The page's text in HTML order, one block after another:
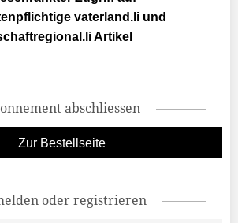
vaterland.li und
Artikel
abschliessen
Zur Bestellseite
oder registrieren